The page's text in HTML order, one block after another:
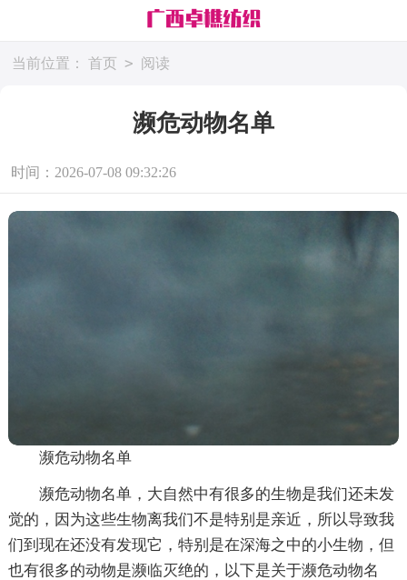
当前位置： 首页 > 阅读
濒危动物名单
时间：2026-07-08 09:32:26
濒危动物名单
濒危动物名单，大自然中有很多的生物是我们还未发
觉的，因为这些生物离我们不是特别是亲近，所以导致我
们到现在还没有发现它，特别是在深海之中的小生物，但
也有很多的动物是濒临灭绝的，以下是关于濒危动物名